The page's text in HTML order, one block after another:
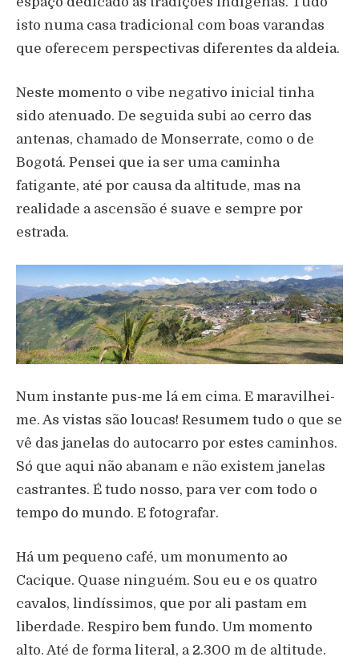
isto numa casa tradicional com boas varandas
que oferecem perspectivas diferentes da aldeia.
Neste momento o vibe negativo inicial tinha
sido atenuado. De seguida subi ao cerro das
antenas, chamado de Monserrate, como o de
Bogotá. Pensei que ia ser uma caminha
fatigante, até por causa da altitude, mas na
realidade a ascensão é suave e sempre por
estrada.
Num instante pus-me lá em cima. E maravilhei-
me. As vistas são loucas! Resumem tudo o que se
vê das janelas do autocarro por estes caminhos.
Só que aqui não abanam e não existem janelas
castrantes. É tudo nosso, para ver com todo o
tempo do mundo. E fotografar.
Há um pequeno café, um monumento ao
Cacique. Quase ninguém. Sou eu e os quatro
cavalos, lindíssimos, que por ali pastam em
liberdade. Respiro bem fundo. Um momento
alto. Até de forma literal, a 2.300 m de altitude.